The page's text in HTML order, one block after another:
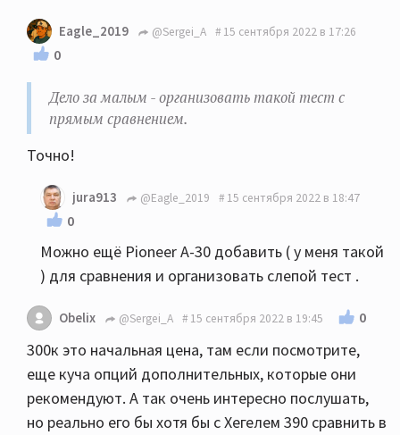
Eagle_2019 @Sergei_A 15 сентября 2022 в 17:26
0
Дело за малым - организовать такой тест с
прямым сравнением.
Точно!
jura913 @Eagle_2019 15 сентября 2022 в 18:47
0
Можно ещё Pioneer A-30 добавить ( у меня такой
) для сравнения и организовать слепой тест .
Obelix @Sergei_A 15 сентября 2022 в 19:45 0
300к это начальная цена, там если посмотрите,
еще куча опций дополнительных, которые они
рекомендуют. А так очень интересно послушать,
но реально его бы хотя бы с Хегелем 390 сравнить в